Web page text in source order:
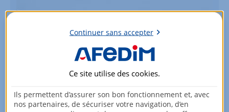
Vous souhaitez investir dans votre
Continuer sans accepter
Ce site utilise des cookies.
Ils permettent d’assurer son bon fonctionnement et, avec
nos partenaires, de sécuriser votre navigation, d’en